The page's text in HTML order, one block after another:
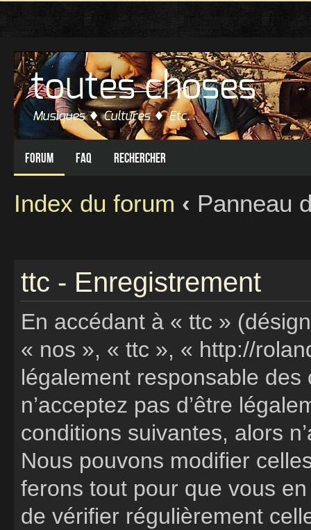
Forum FAQ Rechercher
Index du forum ‹ Panneau
ttc - Enregistrement
En accédant à « ttc »
« nos », « ttc », « http://
légalement responsable
n’acceptez pas d’être
conditions suivantes, alors
Nous pouvons modifier
ferons tout pour que vous
de vérifier régulièrement